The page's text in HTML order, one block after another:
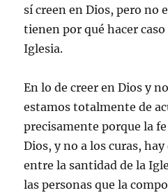
sí creen en Dios, pero no
tienen por qué hacer
Iglesia.
En lo de creer en Dios y
estamos totalmente de
precisamente porque la
Dios, y no a los curas,
entre la santidad de la
las personas que la